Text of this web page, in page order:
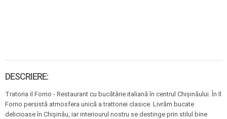
DESCRIERE:
Tratoria il Forno - Restaurant cu bucătărie italiană în centrul Chișinăului. În Il
Forno persistă atmosfera unică a trattoriei clasice. Livrăm bucate
delicioase în Chișinău, iar interiourul nostru se destinge prin stilul bine